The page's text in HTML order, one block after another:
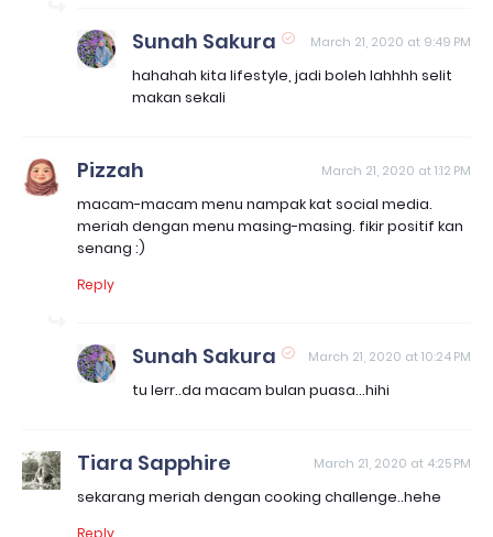
Sunah Sakura March 21, 2020 at 9:49 PM
hahahah kita lifestyle, jadi boleh lahhhh selit
makan sekali
Pizzah March 21, 2020 at 1:12 PM
macam-macam menu nampak kat social media.
meriah dengan menu masing-masing. fikir positif kan
senang :)
Reply
Sunah Sakura March 21, 2020 at 10:24 PM
tu lerr..da macam bulan puasa...hihi
Tiara Sapphire March 21, 2020 at 4:25 PM
sekarang meriah dengan cooking challenge..hehe
Reply